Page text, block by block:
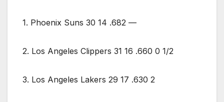
1. Phoenix Suns 30 14 .682 —
2. Los Angeles Clippers 31 16 .660 0 1/2
3. Los Angeles Lakers 29 17 .630 2